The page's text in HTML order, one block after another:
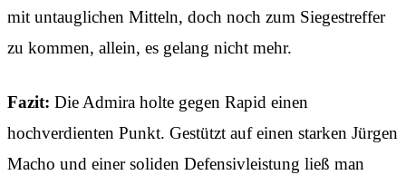
mit untauglichen Mitteln, doch noch zum Siegestreffer
zu kommen, allein, es gelang nicht mehr.
Fazit: Die Admira holte gegen Rapid einen
hochverdienten Punkt. Gestützt auf einen starken Jürgen
Macho und einer soliden Defensivleistung ließ man